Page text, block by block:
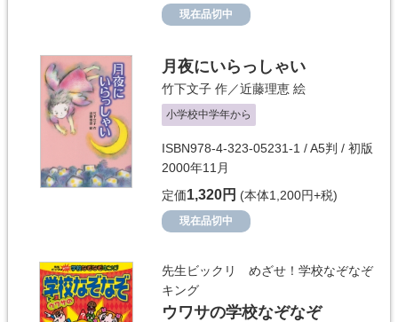
現在品切中
月夜にいらっしゃい
竹下文子 作／近藤理恵 絵
小学校中学年から
ISBN978-4-323-05231-1 / A5判 / 初版
2000年11月
定価1,320円 (本体1,200円+税)
現在品切中
先生ビックリ めざせ！学校なぞなぞ
キング
ウワサの学校なぞなぞ